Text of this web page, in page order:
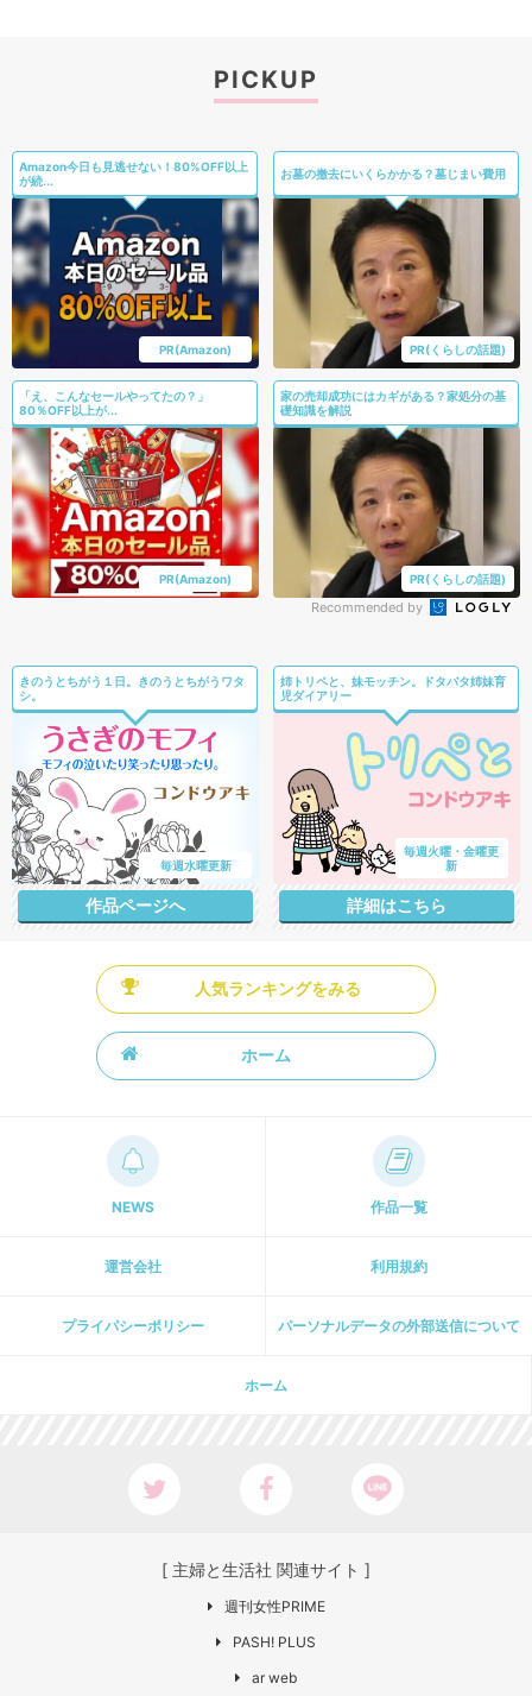
PICKUP
Amazon今日も見逃せない！80%OFF以上
が続...
PR(Amazon)
お墓の撤去にいくらかかる？墓じまい費用
PR(くらしの話題)
「え、こんなセールやってたの？」
80％OFF以上が...
PR(Amazon)
家の売却成功にはカギがある？家処分の基
礎知識を解説
PR(くらしの話題)
Recommended by
きのうとちがう１日。きのうとちがうワタ
シ。
毎週水曜更新
作品ページへ
姉トリペと、妹モッチン。ドタバタ姉妹育
児ダイアリー
毎週火曜・金曜更
新
詳細はこちら
人気ランキングをみる
ホーム
NEWS 作品一覧
運営会社 利用規約
プライパシーポリシー パーソナルデータの外部送信について
ホーム
[ 主婦と生活社 関連サイト ]
週刊女性PRIME
PASH! PLUS
ar web